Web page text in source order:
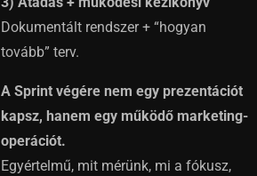
Dokumentált rendszer + “hogyan
tovább” terv.
A Sprint végére nem egy prezentációt
kapsz, hanem egy működő marketing-
operációt.
Egyértelmű, mit mérünk, mi a fókusz,